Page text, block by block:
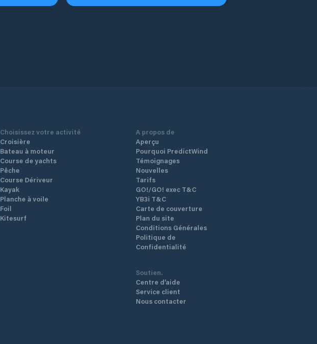
Choisissez votre activité
Croisière
Bateau à moteur
Course de yachts
Pêche
Course Dériveur
Kayak
Planche à voile
Foil
Kitesurf
A propos de
Aperçu
Pourquoi PredictWind
Témoignages
Nouvelles
Tarifs
GO!/GO! exec T&C
YB3i T&C
Carte de couverture
Plan du site
Conditions Générales
Politique de
Confidentialité
Soutien.
Centre d’aide
Service client
Nous contacter